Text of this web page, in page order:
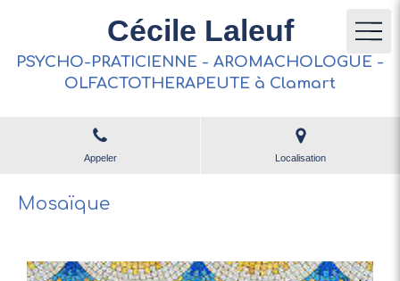
Cécile Laleuf
PSYCHO-PRATICIENNE - AROMACHOLOGUE -
OLFACTOTHERAPEUTE à Clamart
Appeler Localisation
Mosaïque